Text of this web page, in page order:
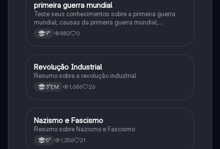
História
primeira guerra mundial
Teste seus conhecimentos sobre a primeira guerra
mundial, causas da primeira guerra mundial,
consequências da Primeira Guerra Mundial,fases da
primeira guerra mundial
9° 882 0
História
Revolução Industrial
Resumo sobre a revolução industrial
3°EM 1,686 26
História
Nazismo e Fascismo
Resumo sobre Nazismo e Fascismo
8° 1,256 21